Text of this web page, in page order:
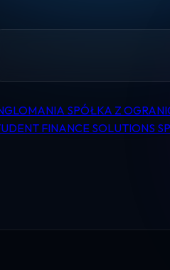
SPÓŁKA Z
FINANCE SOLUTIONS